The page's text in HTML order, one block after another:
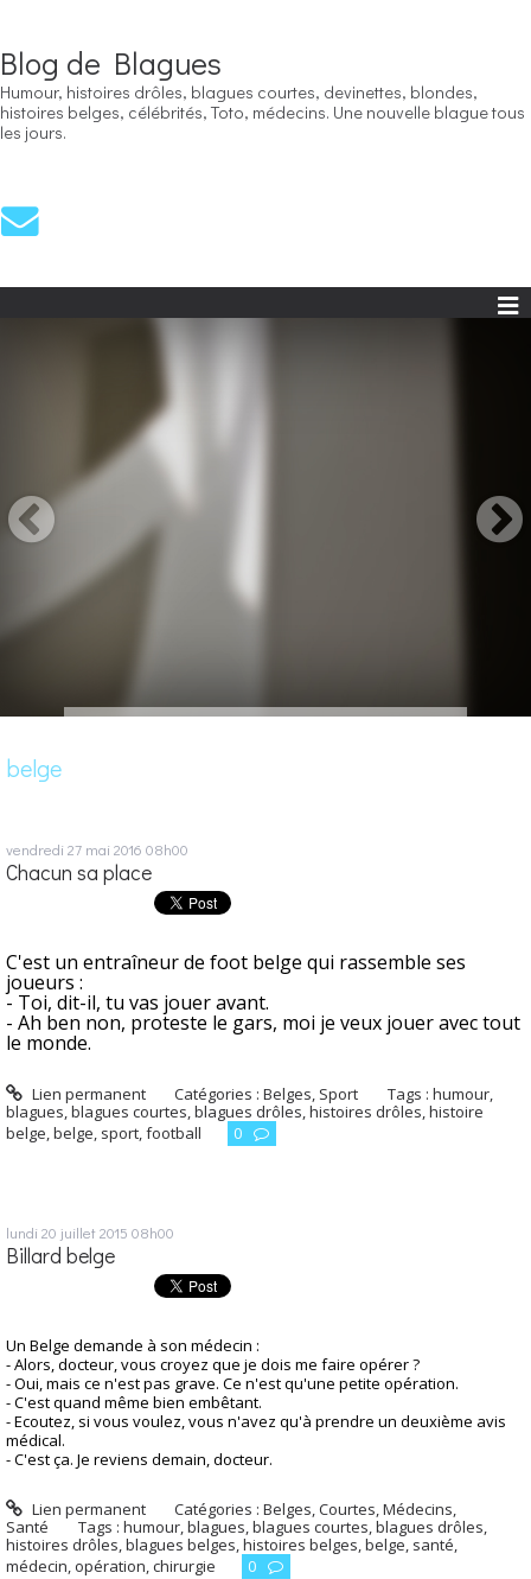
Blog de Blagues
Humour, histoires drôles, blagues courtes, devinettes, blondes,
histoires belges, célébrités, Toto, médecins. Une nouvelle blague tous
les jours.
belge
vendredi 27 mai 2016 08h00
Chacun sa place
C'est un entraîneur de foot belge qui rassemble ses
joueurs :
- Toi, dit-il, tu vas jouer avant.
- Ah ben non, proteste le gars, moi je veux jouer avec tout
le monde.
Lien permanent Catégories :Belges, Sport Tags :humour,
blagues,blagues courtes,blagues drôles,histoires drôles,histoire
belge,belge, sport,football 0
lundi 20 juillet 2015 08h00
Billard belge
Un Belge demande à son médecin :
- Alors, docteur, vous croyez que je dois me faire opérer ?
- Oui, mais ce n'est pas grave. Ce n'est qu'une petite opération.
- C'est quand même bien embêtant.
- Ecoutez, si vous voulez, vous n'avez qu'à prendre un deuxième avis
médical.
- C'est ça. Je reviens demain, docteur.
Lien permanent Catégories :Belges,Courtes,Médecins,
Santé
Tags : humour,blagues,blagues courtes,blagues drôles,
histoires drôles,blagues belges,histoires belges,belge, santé,
médecin, opération,chirurgie 0